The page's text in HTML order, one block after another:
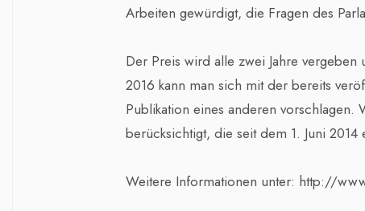
Arbeiten gewürdigt, die Fragen des
Der Preis wird alle zwei Jahre
2016 kann man sich mit der bereits
Publikation eines anderen vorschlagen.
berücksichtigt, die seit dem 1. Juni 2014
Weitere Informationen unter: http://